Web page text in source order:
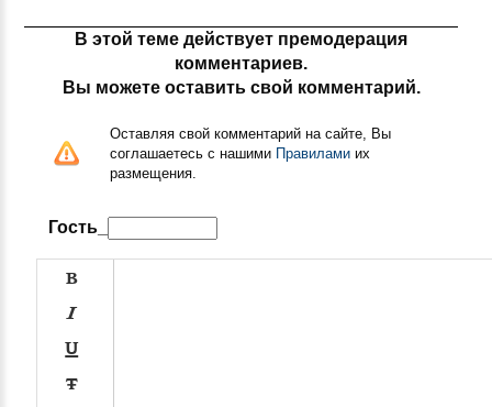
В этой теме действует премодерация
комментариев.
Вы можете оставить свой комментарий.
Оставляя свой комментарий на сайте, Вы
соглашаетесь с нашими Правилами их
размещения.
Гость_



